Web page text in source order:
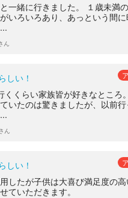
一緒に行きました。 １歳未満
いろいろあり、あっという間
ん
しい！
くくらい家族皆が好きなところ
いたのは驚きましたが、以前
ん
しい！
したが子供は大喜び満足度の高
ていただきます。